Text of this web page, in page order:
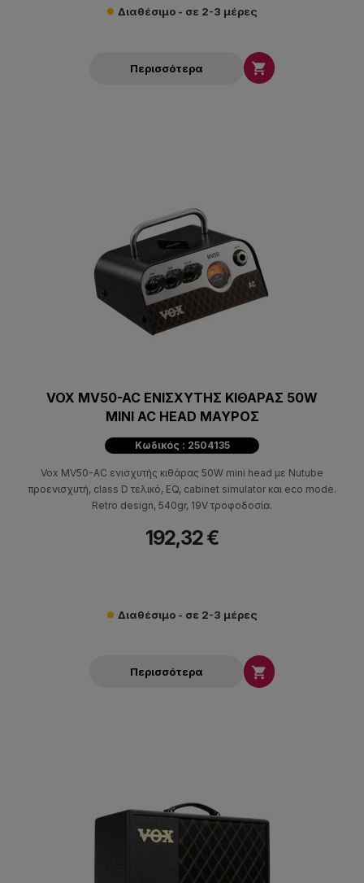
Διαθέσιμο - σε 2-3 μέρες
Περισσότερα 
VOX MV50-AC ΕΝΙΣΧΥΤΗΣ ΚΙΘΑΡΑΣ 50W
MINI AC HEAD ΜΑΥΡΟΣ
Κωδικός : 2504135
Vox MV50-AC ενισχυτής κιθάρας 50W mini head με Nutube
προενισχυτή, class D τελικό, EQ, cabinet simulator και eco mode.
Retro design, 540gr, 19V τροφοδοσία.
192,32 €
Διαθέσιμο - σε 2-3 μέρες
Περισσότερα 